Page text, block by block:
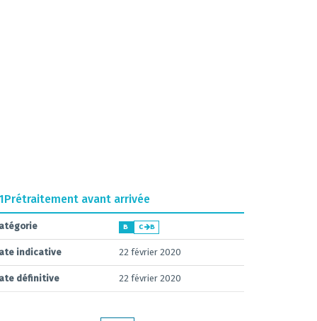
Prétraitement avant arrivée
B C B
indicative 22 février 2020
définitive 22 février 2020